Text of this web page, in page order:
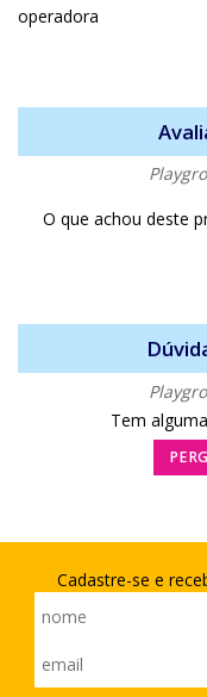
operadora
O que achou deste
Tem
Cadastre-se e